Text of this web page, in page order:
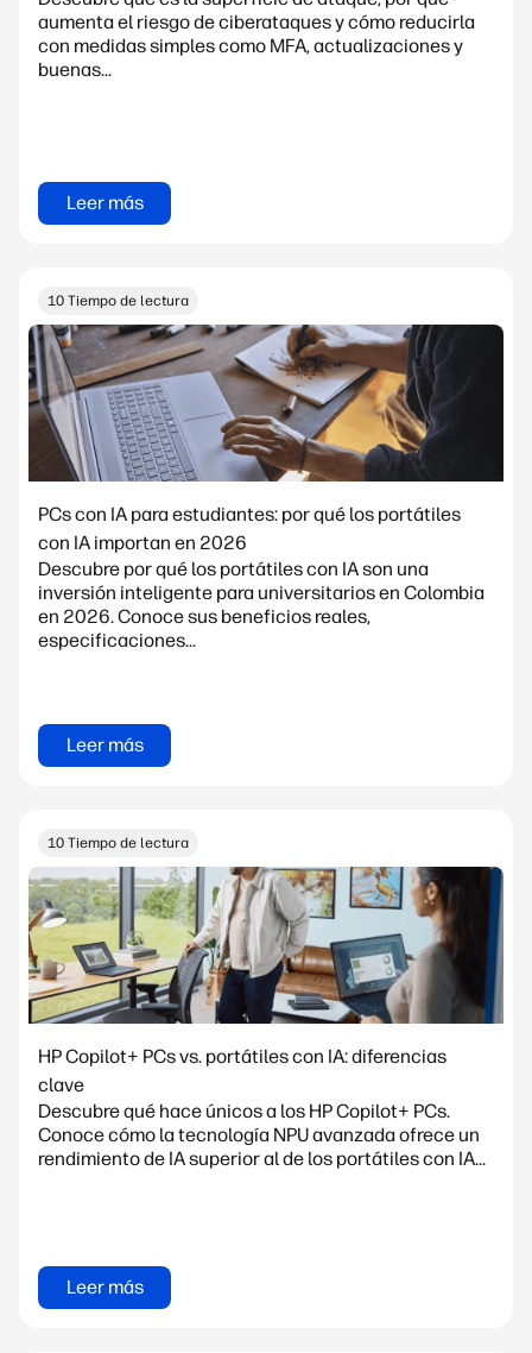
aumenta el riesgo de ciberataques y cómo reducirla
con medidas simples como MFA, actualizaciones y
buenas...
Leer más
10 Tiempo de lectura
PCs con IA para estudiantes: por qué los portátiles
con IA importan en 2026
Descubre por qué los portátiles con IA son una
inversión inteligente para universitarios en Colombia
en 2026. Conoce sus beneficios reales,
especificaciones...
Leer más
10 Tiempo de lectura
HP Copilot+ PCs vs. portátiles con IA: diferencias
clave
Descubre qué hace únicos a los HP Copilot+ PCs.
Conoce cómo la tecnología NPU avanzada ofrece un
rendimiento de IA superior al de los portátiles con IA...
Leer más